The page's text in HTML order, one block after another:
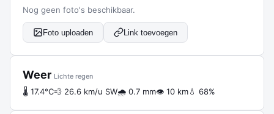
Nog geen foto's beschikbaar.
Foto uploaden Link toevoegen
Weer Lichte regen
🌡 17.4°C💨 26.6 km/u SW🌧 0.7 mm👁 10 km💧 68%